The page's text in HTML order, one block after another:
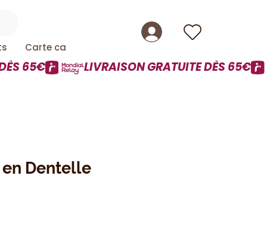
Carte cadeau
Dentelle